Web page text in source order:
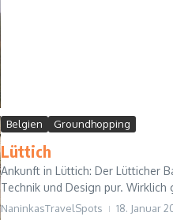
Belgien Groundhopping
Lüttich
Ankunft in Lüttich: Der Lütticher
Technik und Design pur.
NaninkasTravelSpots 18. Januar